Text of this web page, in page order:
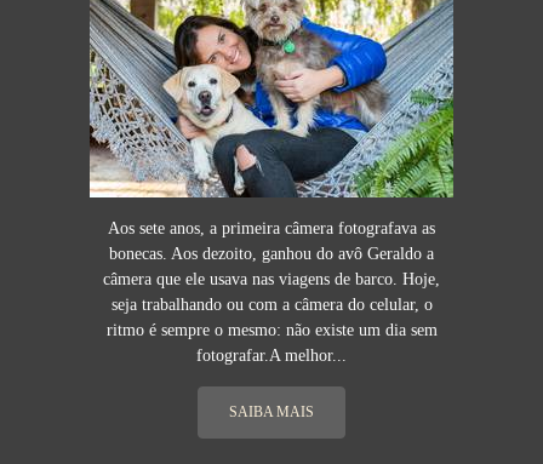
Aos sete anos, a primeira câmera fotografava as
bonecas. Aos dezoito, ganhou do avô Geraldo a
câmera que ele usava nas viagens de barco. Hoje,
seja trabalhando ou com a câmera do celular, o
ritmo é sempre o mesmo: não existe um dia sem
fotografar.A melhor...
SAIBA MAIS